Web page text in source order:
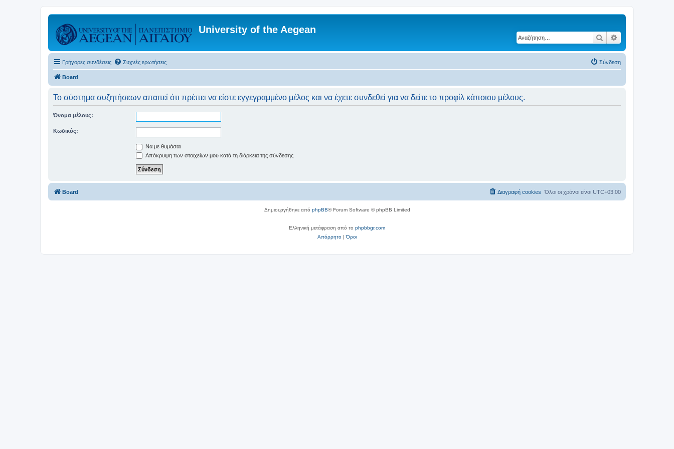
University of the Aegean
Αναζήτηση
Γρήγορες συνδέσεις Συχνές ερωτήσεις Σύνδεση
Board
Το σύστημα συζητήσεων απαιτεί ότι πρέπει να είστε εγγεγραμμένο μέλος και να έχετε συνδεθεί για να δείτε το προφίλ κάποιου μέλους.
Όνομα μέλους:
Κωδικός:
Να με θυμάσαι
Απόκρυψη των στοιχείων μου κατά τη διάρκεια της σύνδεσης
Board Όλοι οι χρόνοι είναι UTC+03:00
Διαγραφή cookies
Δημιουργήθηκε από phpBB® Forum Software © phpBB Limited
Ελληνική μετάφραση από το phpbbgr.com
Απόρρητο|Όροι